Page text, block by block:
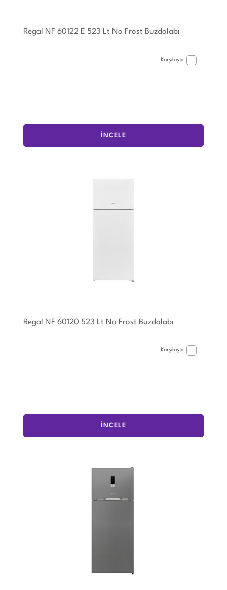
Regal NF 60122 E 523 Lt No Frost Buzdolabı
Karşılaştır
İNCELE
Regal NF 60120 523 Lt No Frost Buzdolabı
Karşılaştır
İNCELE